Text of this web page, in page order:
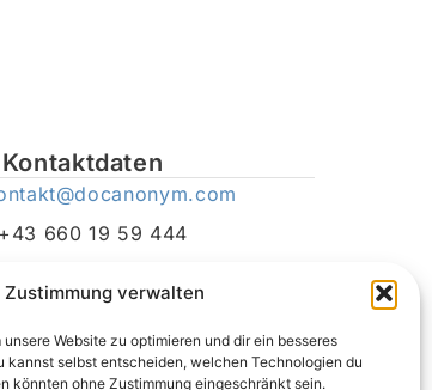
Zustimmung verwalten
Website zu optimieren und dir ein besseres
kannst selbst entscheiden, welchen Technologien du
könnten ohne Zustimmung eingeschränkt sein.
+43 660 19 59 444
Österreich